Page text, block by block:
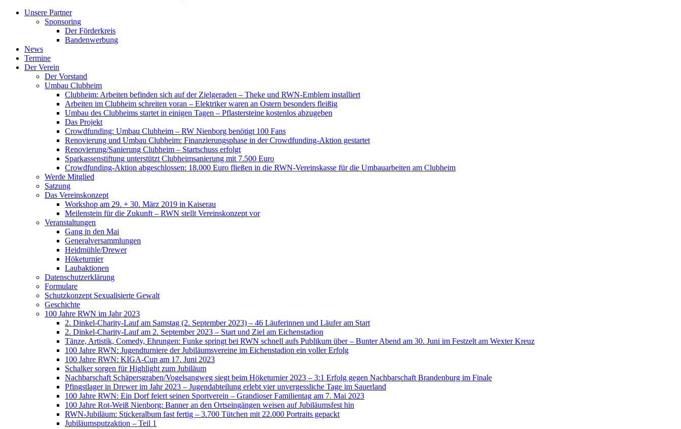
Unsere Partner
Sponsoring
Der Förderkreis
Bandenwerbung
News
Termine
Der Verein
Der Vorstand
Umbau Clubheim
Clubheim: Arbeiten befinden sich auf der Zielgeraden – Theke und RWN-Emblem installiert
Arbeiten im Clubheim schreiten voran – Elektriker waren an Ostern besonders fleißig
Umbau des Clubheims startet in einigen Tagen – Pflastersteine kostenlos abzugeben
Das Projekt
Crowdfunding: Umbau Clubheim – RW Nienborg benötigt 100 Fans
Renovierung und Umbau Clubheim: Finanzierungsphase in der Crowdfunding-Aktion gestartet
Renovierung/Sanierung Clubheim – Startschuss erfolgt
Sparkassenstiftung unterstützt Clubheimsanierung mit 7.500 Euro
Crowdfunding-Aktion abgeschlossen: 18.000 Euro fließen in die RWN-Vereinskasse für die Umbauarbeiten am Clubheim
Werde Mitglied
Satzung
Das Vereinskonzept
Workshop am 29. + 30. März 2019 in Kaiserau
Meilenstein für die Zukunft – RWN stellt Vereinskonzept vor
Veranstaltungen
Gang in den Mai
Generalversammlungen
Heidmühle/Drewer
Höketurnier
Laubaktionen
Datenschutzerklärung
Formulare
Schutzkonzept Sexualisierte Gewalt
Geschichte
100 Jahre RWN im Jahr 2023
2. Dinkel-Charity-Lauf am Samstag (2. September 2023) – 46 Läuferinnen und Läufer am Start
2. Dinkel-Charity-Lauf am 2. September 2023 – Start und Ziel am Eichenstadion
Tänze, Artistik, Comedy, Ehrungen: Funke springt bei RWN schnell aufs Publikum über – Bunter Abend am 30. Juni im Festzelt am Wexter Kreuz
100 Jahre RWN: Jugendturniere der Jubiläumsvereine im Eichenstadion ein voller Erfolg
100 Jahre RWN: KIGA-Cup am 17. Juni 2023
Schalker sorgen für Highlight zum Jubiläum
Nachbarschaft Schäpersgraben/Vogelsangweg siegt beim Höketurnier 2023 – 3:1 Erfolg gegen Nachbarschaft Brandenburg im Finale
Pfingstlager in Drewer im Jahr 2023 – Jugendabteilung erlebt vier unvergessliche Tage im Sauerland
100 Jahre RWN: Ein Dorf feiert seinen Sportverein – Grandioser Familientag am 7. Mai 2023
100 Jahre Rot-Weiß Nienborg: Banner an den Ortseingängen weisen auf Jubiläumsfest hin
RWN-Jubiläum: Stickeralbum fast fertig – 3.700 Tütchen mit 22.000 Portraits gepackt
Jubiläumsputzaktion – Teil 1